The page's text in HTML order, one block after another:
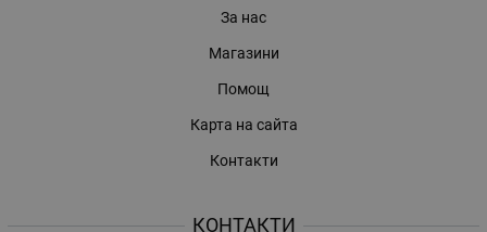
За нас
Магазини
Помощ
Карта на сайта
Контакти
КОНТАКТИ